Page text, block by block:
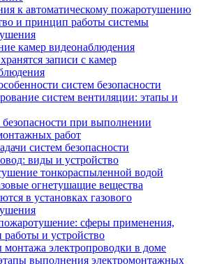
к автоматическому пожаротушению
и принцип работы системы
камер видеонаблюдения
записи с камер
систем безопасности
систем вентиляции: этапы и
при выполнении
работ
систем безопасности
виды и устройство
тонкораспыленной водой
огнетушащие вещества
в установках газового
сферы применения,
и устройство
электропроводки в доме
выполнения электромонтажных